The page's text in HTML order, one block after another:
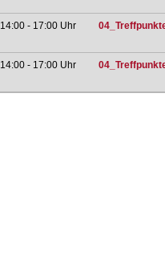
14:00 - 17:00 Uhr
14:00 - 17:00 Uhr